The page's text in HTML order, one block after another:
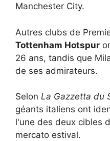
Manchester City.
Autres clubs de
Tottenham Hotspur
26 ans, tandis que
de ses admirateurs.
Selon La Gazzetta du
géants italiens ont
l'une des deux cibles
mercato estival.